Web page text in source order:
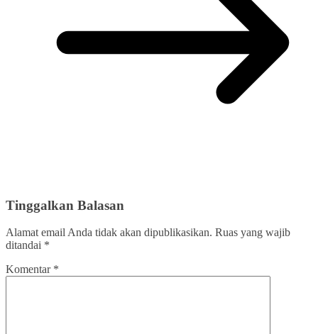
Tinggalkan Balasan
Alamat email Anda tidak akan dipublikasikan. Ruas yang wajib
ditandai *
Komentar *